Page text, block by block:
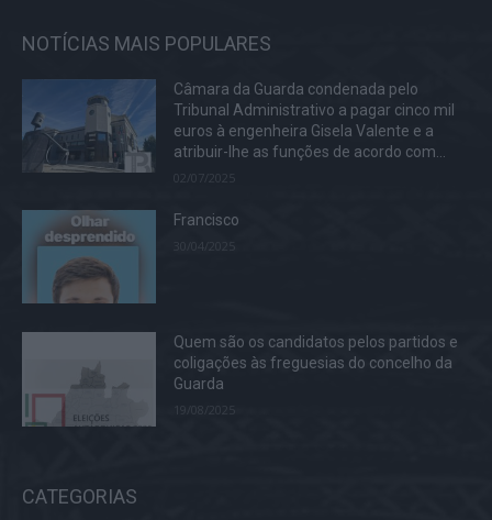
NOTÍCIAS MAIS POPULARES
Câmara da Guarda condenada pelo
Tribunal Administrativo a pagar cinco mil
euros à engenheira Gisela Valente e a
atribuir-lhe as funções de acordo com...
02/07/2025
Francisco
Quem são os candidatos pelos partidos e
coligações às freguesias do concelho da
Guarda
19/08/2025
CATEGORIAS